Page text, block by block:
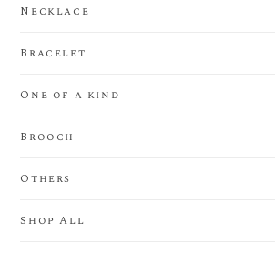
Necklace
Bracelet
One of a kind
Brooch
Others
Shop All